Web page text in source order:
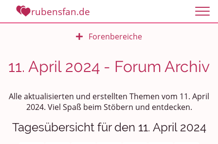
rubensfan.de
Forenbereiche
Rundum Leben
Smalltalk
Persönliches
11. April 2024 - Forum Archiv
Alle aktualisierten und erstellten Themen vom 11. April
2024. Viel Spaß beim Stöbern und entdecken.
Tagesübersicht für den 11. April 2024